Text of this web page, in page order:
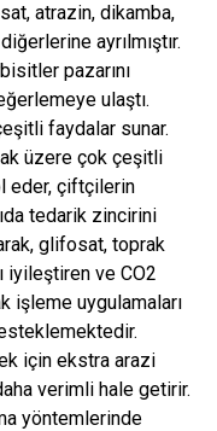
atrazin, dikamba,
ayrılmıştır.
pazarını
ulaştı.
faydalar sunar.
üzere çok çeşitli
eder, çiftçilerin
tedarik zincirini
glifosat, toprak
iyileştiren ve CO2
işleme uygulamaları
için ekstra arazi
verimli hale getirir.
yöntemlerinde